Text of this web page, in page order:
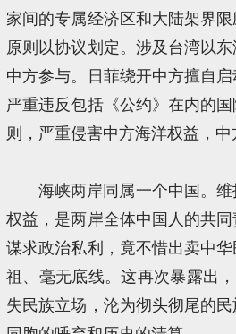
家间的专属经济区和大陆架界
原则以协议划定。涉及台湾以
中方参与。日菲绕开中方擅自启
严重违反包括《公约》在内的
则，严重侵害中方海洋权益，中
海峡两岸同属一个中国。
权益，是两岸全体中国人的共
谋求政治私利，竟不惜出卖中
祖、毫无底线。这再次暴露出
失民族立场，沦为彻头彻尾的